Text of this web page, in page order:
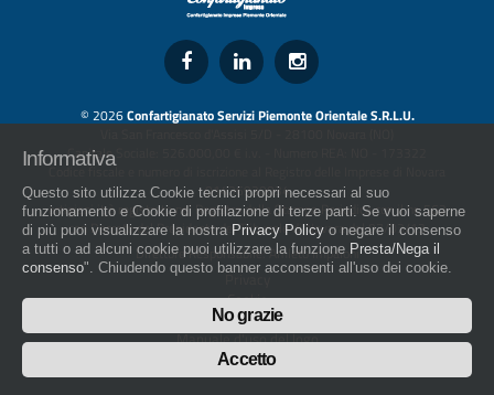
© 2026Confartigianato Servizi Piemonte Orientale S.R.L.U.
Capitale Sociale: 526.000,00 € i.v. - Numero REA: NO - 173322
Codice fiscale e numero di iscrizione al Registro delle Imprese di Novara
01436930034
artigiani.it è registrato nel Registro della Stampa Periodica con il nr. 562
con Decreto del Presidente del Tribunale di Novara del 07/03/13
Direttore Responsabile: Amleto Impaloni
Privacy
Cookie
Whistleblowing
Manuale d'uso del logo
Policy sulla Parità di genere
Informativa
Questo sito utilizza Cookie tecnici propri necessari al suo
funzionamento e Cookie di profilazione di terze parti. Se vuoi saperne
di più puoi visualizzare la nostra Privacy Policy o negare il consenso
a tutti o ad alcuni cookie puoi utilizzare la funzione Presta/Nega il
consenso". Chiudendo questo banner acconsenti all'uso dei cookie.
No grazie
Accetto